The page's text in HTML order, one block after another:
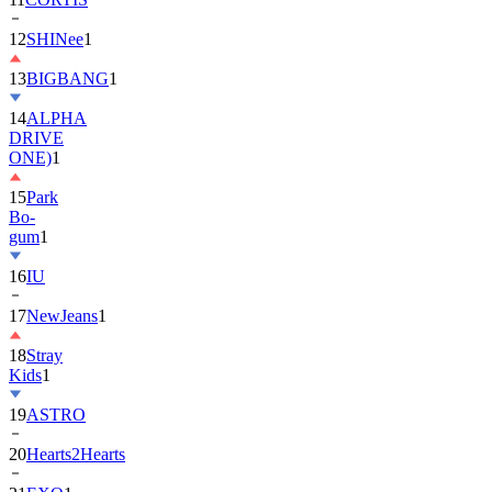
13BIGBANG
14ALPHA
DRIVE
ONE)1
15Park
Bo-
gum1
16IU
17NewJeans
18Stray
Kids
19ASTRO
20Hearts2Hearts
21EXO1